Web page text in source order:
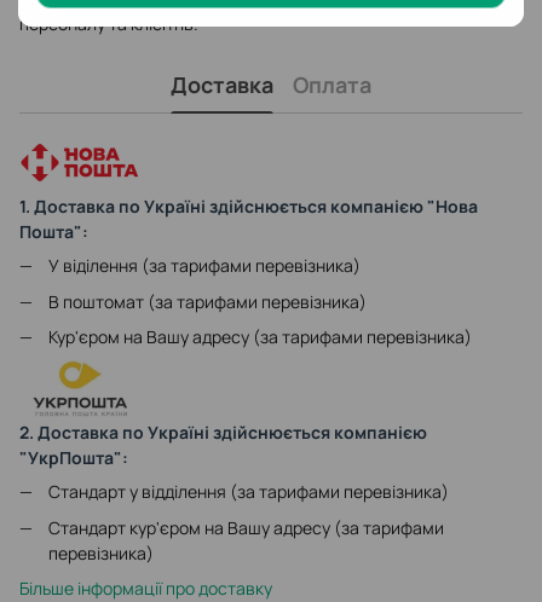
персоналу та клієнтів.
Доставка Оплата
1. Доставка по Україні здійснюється компанією "Нова
Пошта":
У віділення (за тарифами перевізника)
В поштомат (за тарифами перевізника)
Кур'єром на Вашу адресу (за тарифами перевізника)
2. Доставка по Україні здійснюється компанією
"УкрПошта":
Стандарт у відділення (за тарифами перевізника)
Стандарт кур'єром на Вашу адресу (за тарифами
перевізника)
Більше інформації про доставку